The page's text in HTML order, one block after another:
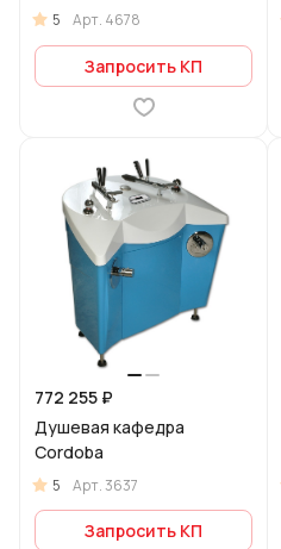
5 Арт. 4678
Запросить КП
772 255 ₽
Душевая кафедра
Cordoba
5 Арт.3637
Запросить КП